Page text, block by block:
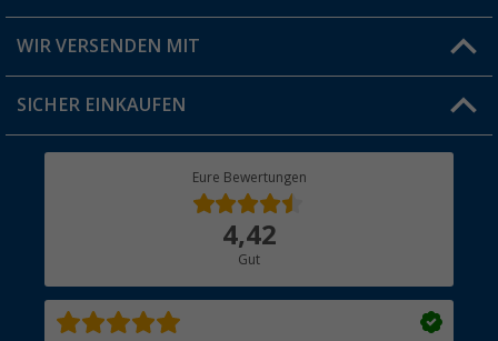
Jobs & Karriere
Versandinformationen
Rücksendung
WIR VERSENDEN MIT
SICHER EINKAUFEN
Eure Bewertungen
4,42
Gut